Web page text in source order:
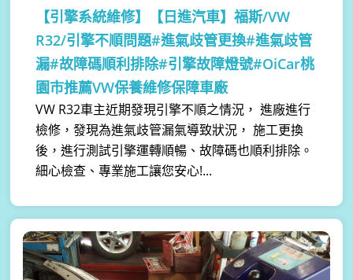
【引擎系統維修】
【日進汽車】福斯/VW
R32/引擎不順問題#進氣歧管更換#進氣歧管
漏#故障碼順利排除#引擎故障燈號#OiCar桃
園市推薦VW保養維修保障車廠
VW R32車主近期發現引擎不順之情況， 進廠進行
檢修，發現為進氣歧管漏氣導致狀況， 施工更換
後，進行測試引擎運轉順暢、故障碼也順利排除。
細心檢查、專業施工讓您安心!...